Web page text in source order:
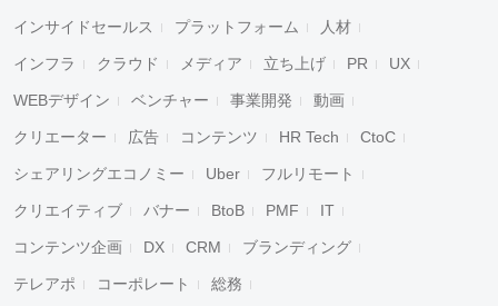
インサイドセールス プラットフォーム 人材
インフラ クラウド メディア 立ち上げ PR UX
WEBデザイン ベンチャー 事業開発 動画
クリエーター 広告 コンテンツ HR Tech CtoC
シェアリングエコノミー Uber フルリモート
クリエイティブ バナー BtoB PMF IT
コンテンツ企画 DX CRM ブランディング
テレアポ コーポレート 総務